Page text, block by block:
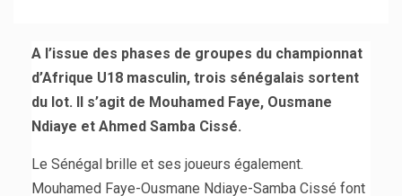
A l’issue des phases de groupes du championnat
d’Afrique U18 masculin, trois sénégalais sortent
du lot. Il s’agit de Mouhamed Faye, Ousmane
Ndiaye et Ahmed Samba Cissé.
Le Sénégal brille et ses joueurs également.
Mouhamed Faye-Ousmane Ndiaye-Samba Cissé font